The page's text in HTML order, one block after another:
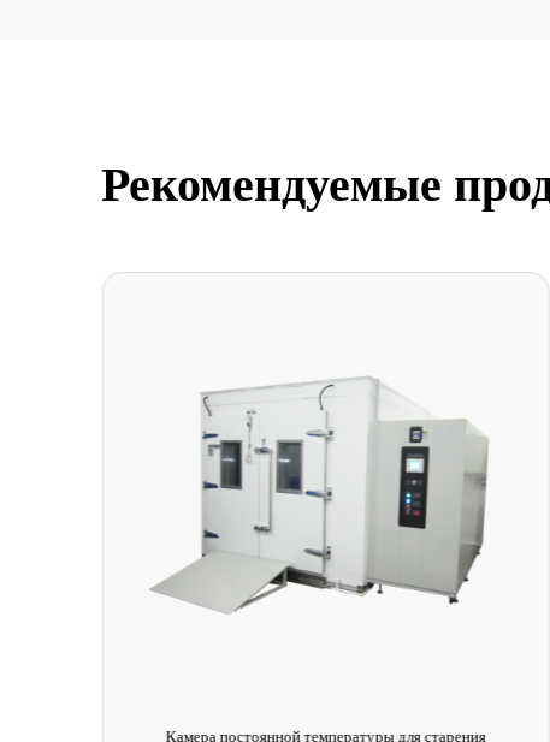
Рекомендуемые
Камера постоянной температуры для старения